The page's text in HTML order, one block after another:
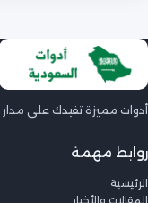
أدوات مميزة تفيدك على مدار
روابط مهمة
الرئيسية
المقالات والأخبار